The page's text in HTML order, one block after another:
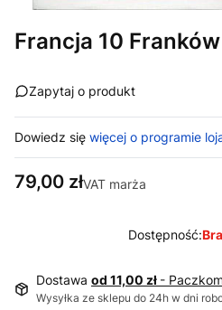
Francja 10
Zapytaj o produkt
Dowiedz się więcej o programie
Cena
79,00 złVAT marża
Dostępność:
Dostawa od 11,00 zł -
Wysyłka ze sklepu do 24h w dni